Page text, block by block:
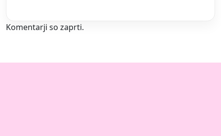
Komentarji so zaprti.